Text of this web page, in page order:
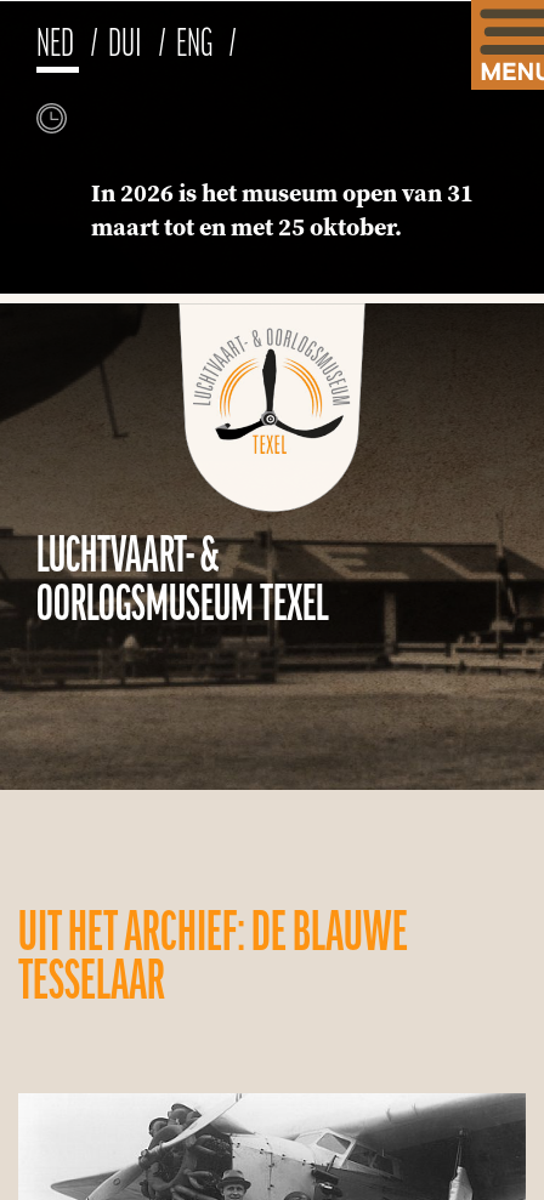
In 2026 is het museum open van 31
maart tot en met 25 oktober.
NED DUI ENG
LUCHTVAART- &
OORLOGSMUSEUM TEXEL
UIT HET ARCHIEF: DE BLAUWE
TESSELAAR